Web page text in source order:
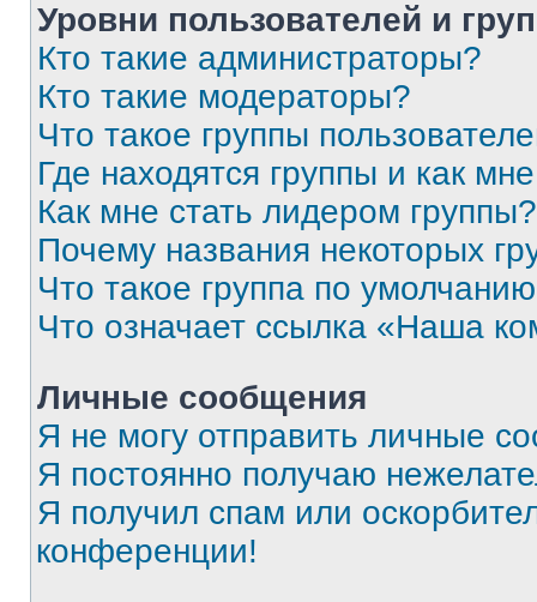
Уровни пользователей и
Кто такие администраторы?
Кто такие модераторы?
Что такое группы
Где находятся группы и как
Как мне стать лидером группы?
Почему названия некоторых
Что такое группа по
Что означает ссылка «Наша
Личные сообщения
Я не могу отправить личные
Я постоянно получаю
Я получил спам или
конференции!